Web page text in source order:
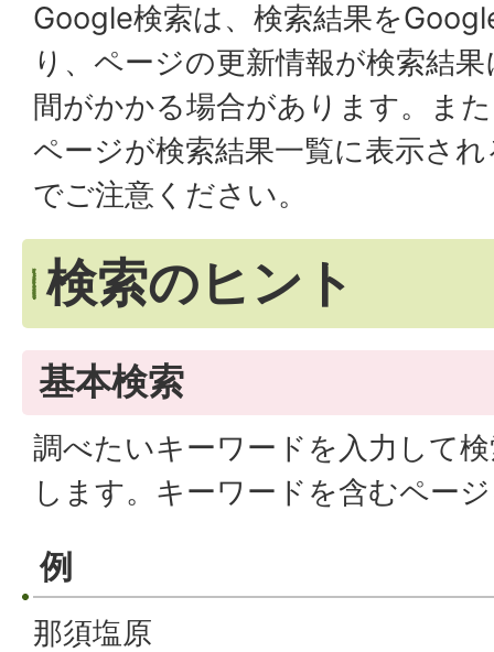
Google検索は、検索結果を
り、ページの更新情報が検索結
間がかかる場合があります。ま
ページが検索結果一覧に表示さ
でご注意ください。
検索のヒント
基本検索
調べたいキーワードを入力して
します。キーワードを含むペー
例
那須塩原